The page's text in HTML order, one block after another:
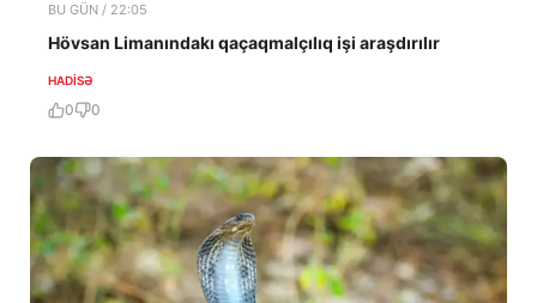
BU GÜN / 22:05
Hövsan Limanındakı qaçaqmalçılıq işi araşdırılır
HADISƏ
0 0